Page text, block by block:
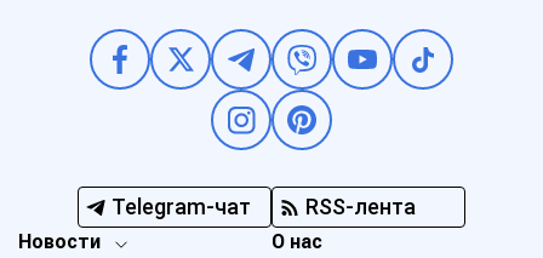
Telegram-чат RSS-лента
Новости О нас